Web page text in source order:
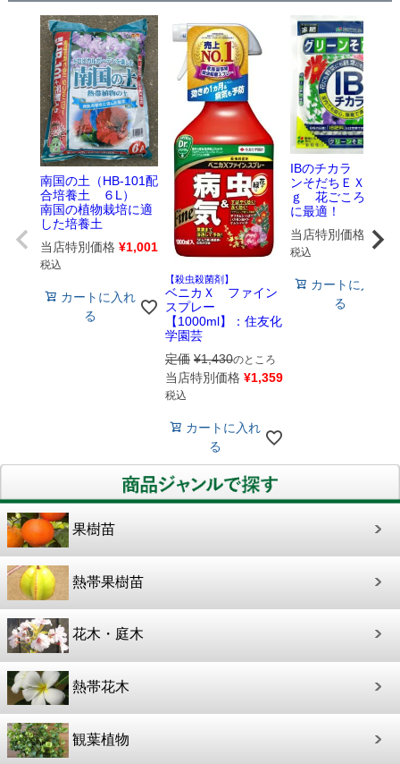
南国の土（HB-101配
合培養土 ６L）
南国の植物栽培に適
した培養土
当店特別価格 ¥1,001
税込
カートに入れ
る
【殺虫殺菌剤】
ベニカＸ ファイン
スプレー
【1000ml】：住友化
学園芸
定価 ¥1,430のところ
当店特別価格 ¥1,359
税込
カートに入れ
る
IBのチカラ グリ
ンそだちＥＸ 500
ｇ 花ごころ 追
に最適！
当店特別価格
¥528
税込
カートに入れ
る
果樹苗
熱帯果樹苗
花木・庭木
熱帯花木
観葉植物